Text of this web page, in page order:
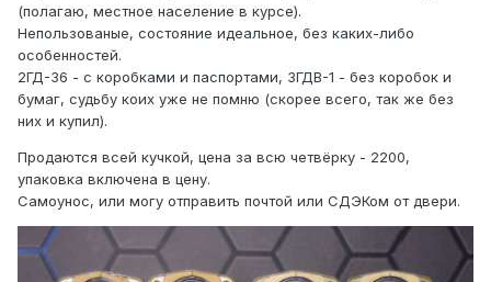
(полагаю, местное население в курсе).
Непользованые, состояние идеальное, без каких-либо
особенностей.
2ГД-36 - с коробками и паспортами, 3ГДВ-1 - без коробок и
бумаг, судьбу коих уже не помню (скорее всего, так же без
них и купил).
Продаются всей кучкой, цена за всю четвёрку - 2200,
упаковка включена в цену.
Самоунос, или могу отправить почтой или СДЭКом от двери.